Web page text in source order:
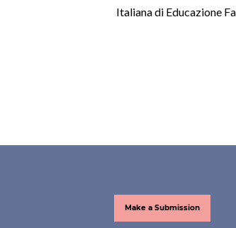
Italiana di Educazione
Make a Submission